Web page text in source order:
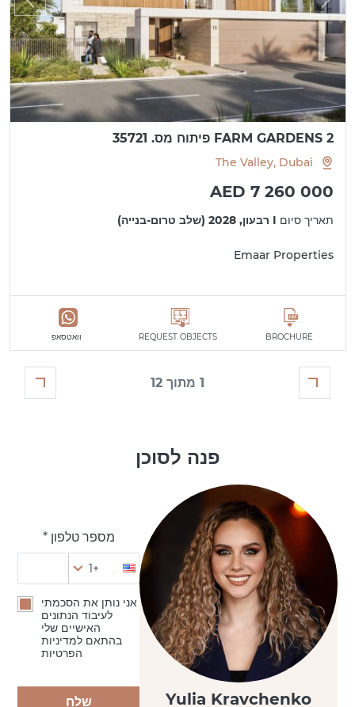
FARM GARDENS 2 פיתוח מס. 35721
The Valley, Dubai
AED 7 260 000
תאריך סיום I רבעון, 2028 (שלב טרום-בנייה)
Emaar Properties
BROCHURE
REQUEST OBJECTS וואטסאפ
1 מתוך 12
פנה לסוכן
Yulia Kravchenko
מספר טלפון *
+1
אני נותן את הסכמתי
לעיבוד הנתונים
האישיים שלי
בהתאם למדיניות
הפרטיות
שלח